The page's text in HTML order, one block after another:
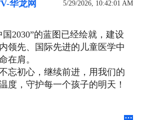
华龙网 5/29/2026, 10:42:01 AM
国2030”的蓝图已经绘就，建设
领先、国际先进的儿童医学中
在肩。
忘初心，继续前进，用我们的
度，守护每一个孩子的明天！